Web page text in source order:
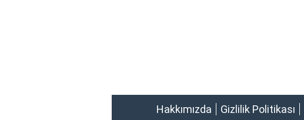
Hakkımızda Gizlilik Politikası